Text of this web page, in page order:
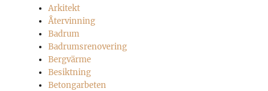
Arkitekt
Återvinning
Badrum
Badrumsrenovering
Bergvärme
Besiktning
Betongarbeten